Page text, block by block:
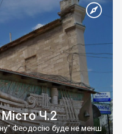
Ч.2
Феодосію буде не менш